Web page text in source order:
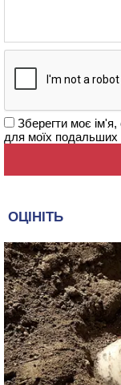
Зберегти моє
для моїх подальших